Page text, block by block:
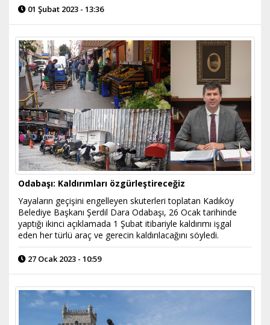
01 Şubat 2023 - 13:36
Odabaşı: Kaldırımları özgürleştireceğiz
Yayaların geçişini engelleyen skuterleri toplatan Kadıköy
Belediye Başkanı Şerdil Dara Odabaşı, 26 Ocak tarihinde
yaptığı ikinci açıklamada 1 Şubat itibariyle kaldırımı işgal
eden her türlü araç ve gerecin kaldırılacağını söyledi.
27 Ocak 2023 - 10:59